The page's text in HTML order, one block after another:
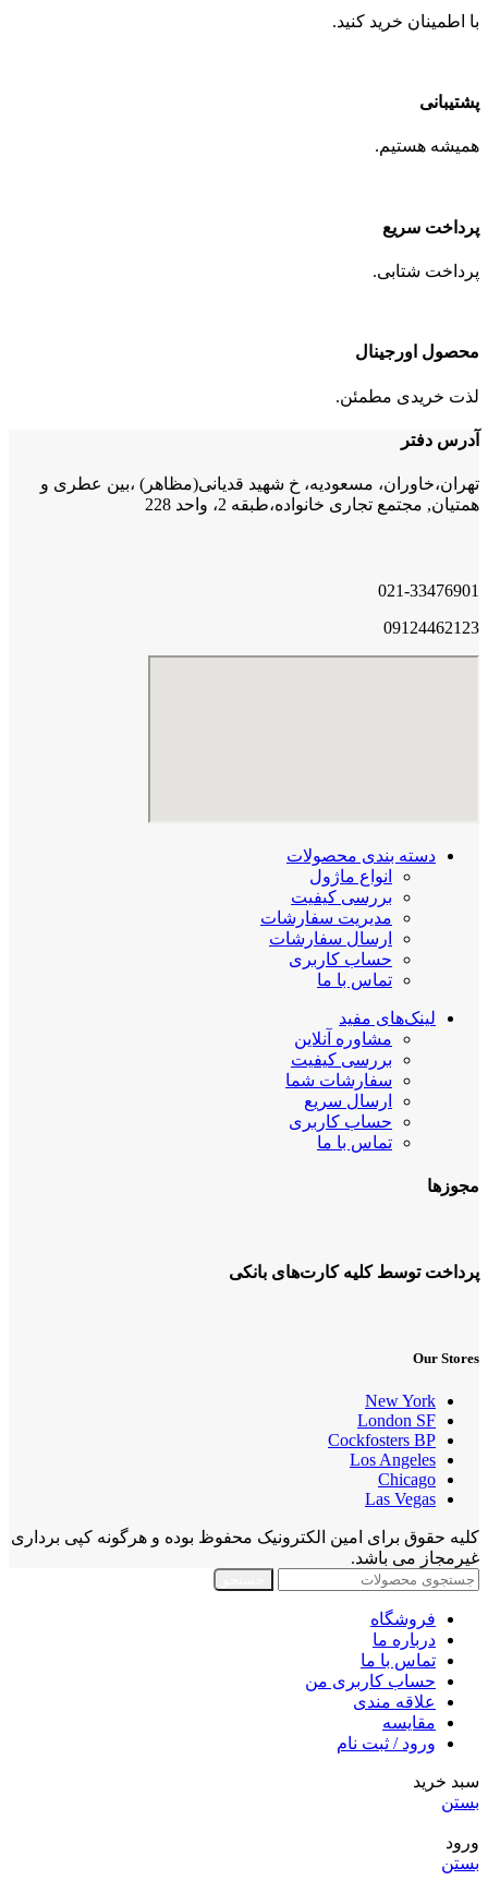
با اطمینان خرید کنید.
پشتیبانی
همیشه هستیم.
پرداخت سریع
پرداخت شتابی.
محصول اورجینال
لذت خریدی مطمئن.
آدرس دفتر
تهران،خاوران، مسعودیه، خ شهید قدیانی(مظاهر) ،بین عطری و
همتیان, مجتمع تجاری خانواده،طبقه 2، واحد 228
021-33476901
09124462123
دسته بندی محصولات
انواع ماژول
بررسی کیفیت
مدیریت سفارشات
ارسال سفارشات
حساب کاربری
تماس با ما
لینک‌های مفید
مشاوره آنلاین
بررسی کیفیت
سفارشات شما
ارسال سریع
حساب کاربری
تماس با ما
مجوزها
پرداخت توسط کلیه کارت‌های بانکی
Our Stores
New York
London SF
Cockfosters BP
Los Angeles
Chicago
Las Vegas
کلیه حقوق برای امین الکترونیک محفوظ بوده و هرگونه کپی برداری
غیرمجاز می باشد.
فروشگاه
درباره ما
تماس با ما
حساب کاربری من
علاقه مندی
مقايسه
ورود / ثبت نام
سبد خرید
بستن
ورود
بستن